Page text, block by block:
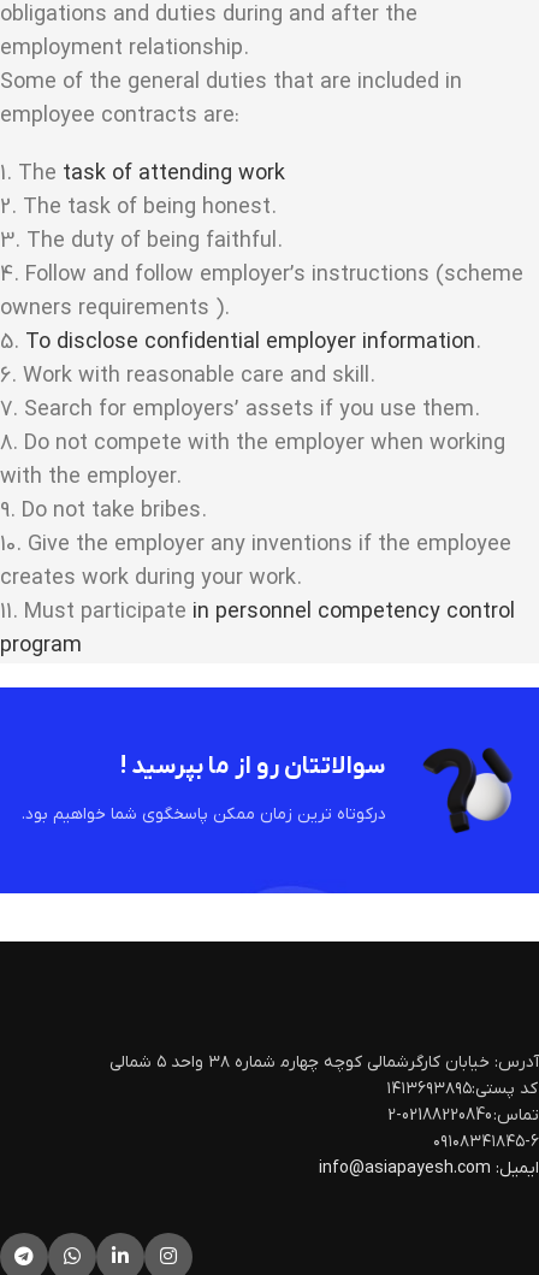
obligations and duties during and after the
employment relationship.
Some of the general duties that are included in
employee contracts are:
1. The task of attending work
2. The task of being honest.
3. The duty of being faithful.
4. Follow and follow employer’s instructions (scheme
owners requirements ).
5. To disclose confidential employer information.
6. Work with reasonable care and skill.
7. Search for employers’ assets if you use them.
8. Do not compete with the employer when working
with the employer.
9. Do not take bribes.
10. Give the employer any inventions if the employee
creates work during your work.
11. Must participate in personnel competency control
program
سوالاتتان رو از ما بپرسید !
درکوتاه ترین زمان ممکن پاسخگوی شما خواهیم بود.
آدرس: خیابان کارگرشمالی کوچه چهارم‍ شماره ۳۸ واحد ۵ شمالی
کد پستی:۱۴۱۳۶۹۳۸۹۵
تماس: 02188220840-2
۰۹۱۰۸۳۴۱۸۴۵-۶
ایمیل: